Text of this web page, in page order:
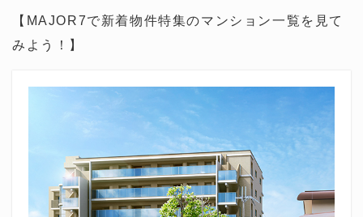
【MAJOR7で新着物件特集のマンション一覧を見て
みよう！】